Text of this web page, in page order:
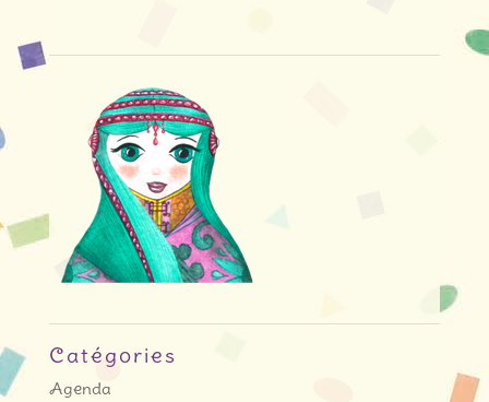
Catégories
Agenda